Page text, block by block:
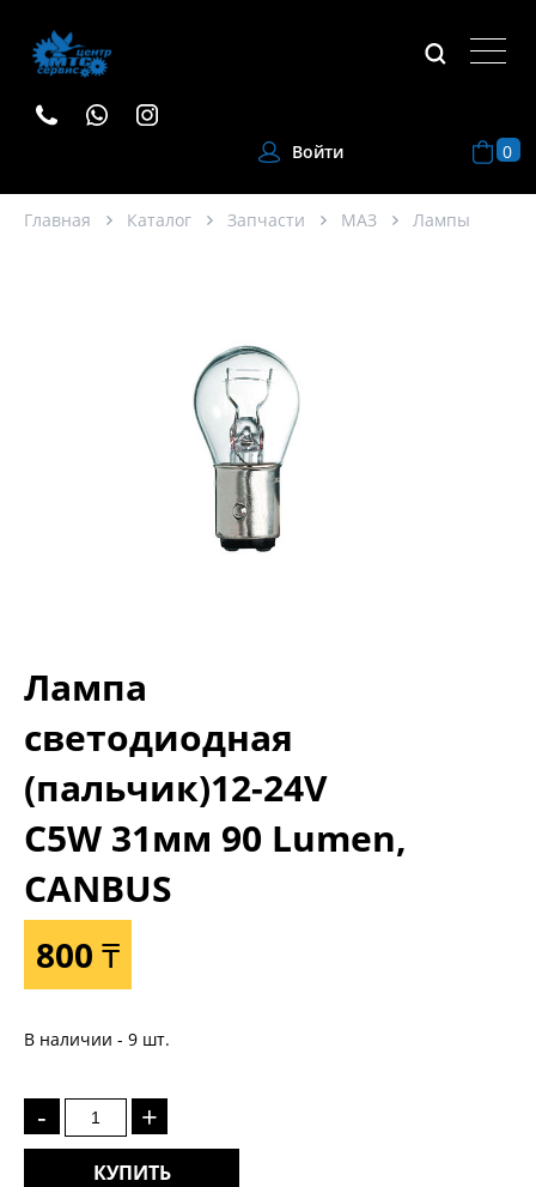
Войти 0
Главная Каталог Запчасти МАЗ Лампы
Лампа
светодиодная
(пальчик)12-24V
C5W 31мм 90 Lumen,
CANBUS
800 ₸
В наличии - 9 шт.
- +
КУПИТЬ